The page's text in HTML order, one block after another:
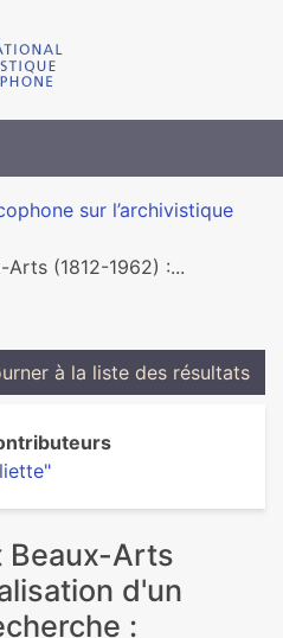
sur l’archivistique
(1812-1962) :...
à la liste des résultats
Beaux-Arts
d'un
: